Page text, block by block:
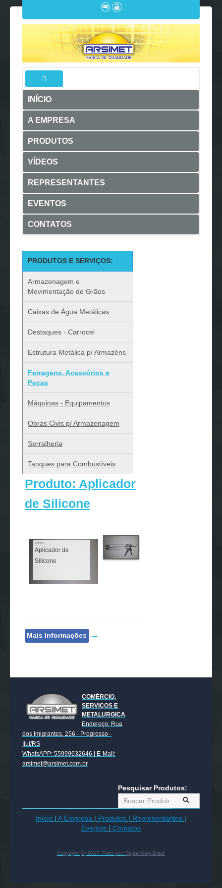
INÍCIO
A EMPRESA
PRODUTOS
VÍDEOS
REPRESENTANTES
EVENTOS
CONTATOS
PRODUTOS E SERVIÇOS:
Armazenagem e
Movimentação de Grãos
Caixas de Água Metálicas
Destaques - Carrocel
Estrutura Metálica p/ Armazéns
Ferragens, Acessórios e
Peças
Máquinas - Equipamentos
Obras Civis p/ Armazenagem
Serralheria
Tanques para Combustíveis
Produto: Aplicador
de Silicone
FOTO:
Aplicador de
Silicone
Mais Informações
COMÉRCIO,
SERVIÇOS E
METALURGICA
Endereço: Rua
dos Imigrantes, 256 - Progresso -
Ijuí/RS
WhatsAPP: 55999632646 | E-Mail:
arsimet@arsimet.com.br
Pesquisar Produtos:
Início A Empresa Produtos Representantes
Eventos
Contatos
Copyright (c) 2017. Feito por: Digital Help Brasil